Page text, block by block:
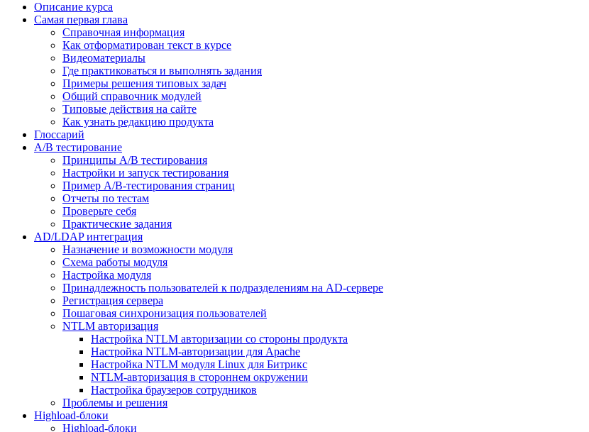
Описание курса
Самая первая глава
Справочная информация
Как отформатирован текст в курсе
Видеоматериалы
Где практиковаться и выполнять задания
Примеры решения типовых задач
Общий справочник модулей
Типовые действия на сайте
Как узнать редакцию продукта
Глоссарий
A/B тестирование
Принципы A/B тестирования
Настройки и запуск тестирования
Пример A/B-тестирования страниц
Отчеты по тестам
Проверьте себя
Практические задания
AD/LDAP интеграция
Назначение и возможности модуля
Схема работы модуля
Настройка модуля
Принадлежность пользователей к подразделениям на AD-сервере
Регистрация сервера
Пошаговая синхронизация пользователей
NTLM авторизация
Настройка NTLM авторизации со стороны продукта
Настройка NTLM-авторизации для Apache
Настройка NTLM модуля Linux для Битрикс
NTLM-авторизация в стороннем окружении
Настройка браузеров сотрудников
Проблемы и решения
Highload-блоки
Highload-блоки